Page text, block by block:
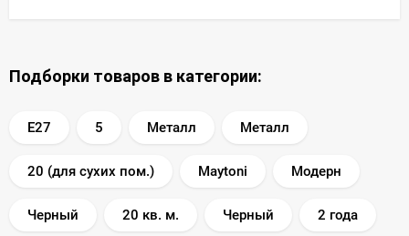
Подборки товаров в категории:
E27 5 Металл Металл
20 (для сухих пом.) Maytoni Модерн
Черный 20 кв. м. Черный 2 года